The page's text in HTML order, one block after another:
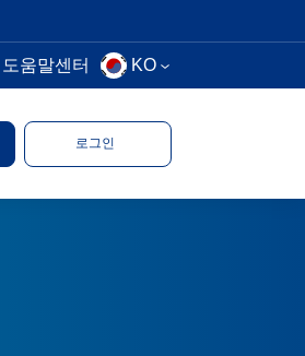
도움말센터 KO
로그인